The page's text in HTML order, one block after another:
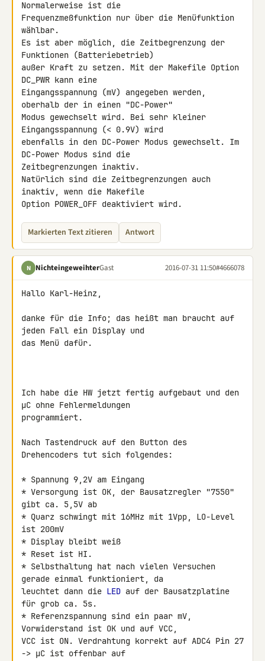
Normalerweise ist die
Frequenzmeßfunktion nur über die Menüfunktion
wählbar.
Es ist aber möglich, die Zeitbegrenzung der
Funktionen (Batteriebetrieb)
außer Kraft zu setzen. Mit der Makefile Option
DC_PWR kann eine
Eingangsspannung (mV) angegeben werden,
oberhalb der in einen "DC-Power"
Modus gewechselt wird. Bei sehr kleiner
Eingangsspannung (< 0.9V) wird
ebenfalls in den DC-Power Modus gewechselt. Im
DC-Power Modus sind die
Zeitbegrenzungen inaktiv.
Natürlich sind die Zeitbegrenzungen auch
inaktiv, wenn die Makefile
Option POWER_OFF deaktiviert wird.
Markierten Text zitieren Antwort
N NichteingeweihterGast 2016-07-31 11:50#4666078
Hallo Karl-Heinz,
danke für die Info; das heißt man braucht auf
jeden Fall ein Display und
das Menü dafür.
Ich habe die HW jetzt fertig aufgebaut und den
µC ohne Fehlermeldungen
programmiert.
Nach Tastendruck auf den Button des
Drehencoders tut sich folgendes:
* Spannung 9,2V am Eingang
* Versorgung ist OK, der Bausatzregler "7550"
gibt ca. 5,5V ab
* Quarz schwingt mit 16MHz mit 1Vpp, LO-Level
ist 200mV
* Display bleibt weiß
* Reset ist HI.
* Selbsthaltung hat nach vielen Versuchen
gerade einmal funktioniert, da
leuchtet dann die LED auf der Bausatzplatine
für grob ca. 5s.
* Referenzspannung sind ein paar mV,
Vorwiderstand ist OK und auf VCC,
VCC ist ON. Verdrahtung korrekt auf ADC4 Pin 27
-> µC ist offenbar auf